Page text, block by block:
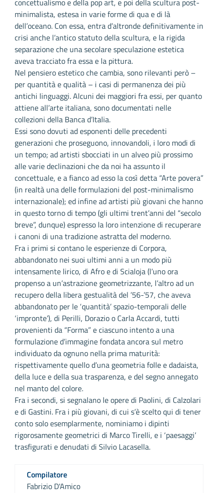
concettualismo e della pop art, e poi della scultura post-
minimalista, estesa in varie forme di qua e di là
dell’oceano. Con essa, entra d’altronde definitivamente in
crisi anche l’antico statuto della scultura, e la rigida
separazione che una secolare speculazione estetica
aveva tracciato fra essa e la pittura.
Nel pensiero estetico che cambia, sono rilevanti però –
per quantità e qualità – i casi di permanenza dei più
antichi linguaggi. Alcuni dei maggiori fra essi, per quanto
attiene all’arte italiana, sono documentati nelle
collezioni della Banca d’Italia.
Essi sono dovuti ad esponenti delle precedenti
generazioni che proseguono, innovandoli, i loro modi di
un tempo; ad artisti sbocciati in un alveo più prossimo
alle varie declinazioni che da noi ha assunto il
concettuale, e a fianco ad esso la così detta “Arte povera”
(in realtà una delle formulazioni del post-minimalismo
internazionale); ed infine ad artisti più giovani che hanno
in questo torno di tempo (gli ultimi trent’anni del “secolo
breve”, dunque) espresso la loro intenzione di recuperare
i canoni di una tradizione astratta del moderno.
Fra i primi si contano le esperienze di Corpora,
abbandonato nei suoi ultimi anni a un modo più
intensamente lirico, di Afro e di Scialoja (l’uno ora
propenso a un’astrazione geometrizzante, l’altro ad un
recupero della libera gestualità del ’56-’57, che aveva
abbandonato per le ‘quantità’ spazio-temporali delle
‘impronte’), di Perilli, Dorazio o Carla Accardi, tutti
provenienti da “Forma” e ciascuno intento a una
formulazione d’immagine fondata ancora sul metro
individuato da ognuno nella prima maturità:
rispettivamente quello d’una geometria folle e dadaista,
della luce e della sua trasparenza, e del segno annegato
nel manto del colore.
Fra i secondi, si segnalano le opere di Paolini, di Calzolari
e di Gastini. Fra i più giovani, di cui s’è scelto qui di tener
conto solo esemplarmente, nominiamo i dipinti
rigorosamente geometrici di Marco Tirelli, e i ‘paesaggi’
trasfigurati e denudati di Silvio Lacasella.
Compilatore
Fabrizio D'Amico